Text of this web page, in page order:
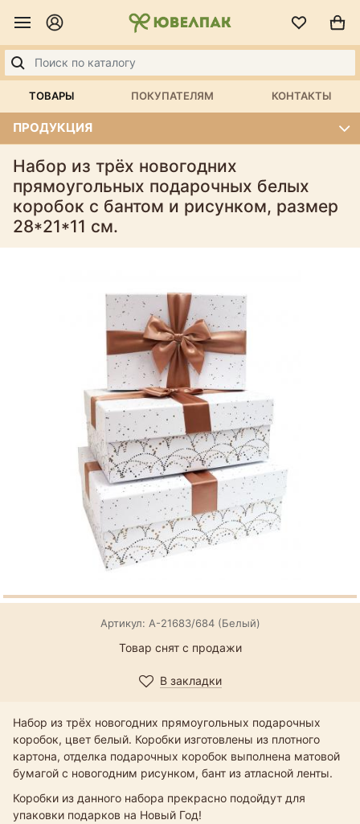
ТОВАРЫ ПОКУПАТЕЛЯМ КОНТАКТЫ
ПРОДУКЦИЯ
Набор из трёх новогодних
прямоугольных подарочных белых
коробок с бантом и рисунком, размер
28*21*11 см.
Артикул: А-21683/684 (Белый)
Товар снят с продажи
В закладки
Набор из трёх новогодних прямоугольных подарочных
коробок, цвет белый. Коробки изготовлены из плотного
картона, отделка подарочных коробок выполнена матовой
бумагой с новогодним рисунком, бант из атласной ленты.
Коробки из данного набора прекрасно подойдут для
упаковки подарков на Новый Год!